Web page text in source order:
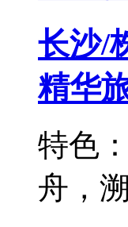
长沙/
精华
特色
舟，